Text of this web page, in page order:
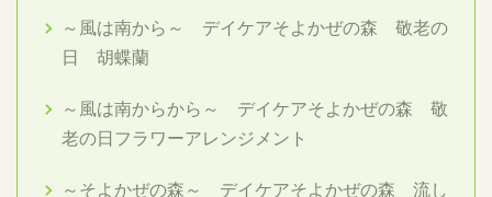
～風は南から～ デイケアそよかぜの森 敬老の
日 胡蝶蘭
～風は南からから～ デイケアそよかぜの森 敬
老の日フラワーアレンジメント
～そよかぜの森～ デイケアそよかぜの森 流し